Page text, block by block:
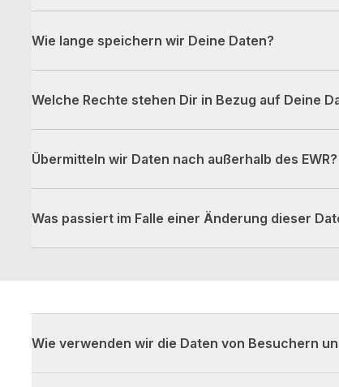
Wie lange speichern wir Deine Daten?
Welche Rechte stehen Dir in Bezug auf Deine
Übermitteln wir Daten nach außerhalb des EWR?
Was passiert im Falle einer Änderung dieser
Wie verwenden wir die Daten von Besuchern